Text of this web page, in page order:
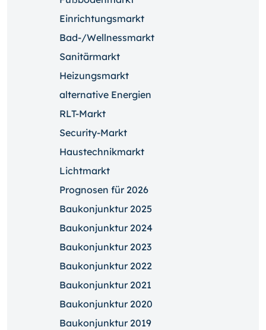
Einrichtungsmarkt
Bad-/Wellnessmarkt
Sanitärmarkt
Heizungsmarkt
alternative Energien
RLT-Markt
Security-Markt
Haustechnikmarkt
Lichtmarkt
Prognosen für 2026
Baukonjunktur 2025
Baukonjunktur 2024
Baukonjunktur 2023
Baukonjunktur 2022
Baukonjunktur 2021
Baukonjunktur 2020
Baukonjunktur 2019